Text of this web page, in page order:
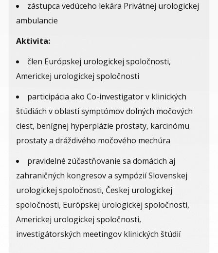
zástupca vedúceho lekára Privátnej urologickej
ambulancie
Aktivita:
člen Európskej urologickej spoločnosti,
Americkej urologickej spoločnosti
participácia ako Co-investigator v klinických
štúdiách v oblasti symptómov dolných močových
ciest, benígnej hyperplázie prostaty, karcinómu
prostaty a dráždivého močového mechúra
pravidelné zúčastňovanie sa domácich aj
zahraničných kongresov a sympózií Slovenskej
urologickej spoločnosti, Českej urologickej
spoločnosti, Európskej urologickej spoločnosti,
Americkej urologickej spoločnosti,
investigátorských meetingov klinických štúdií